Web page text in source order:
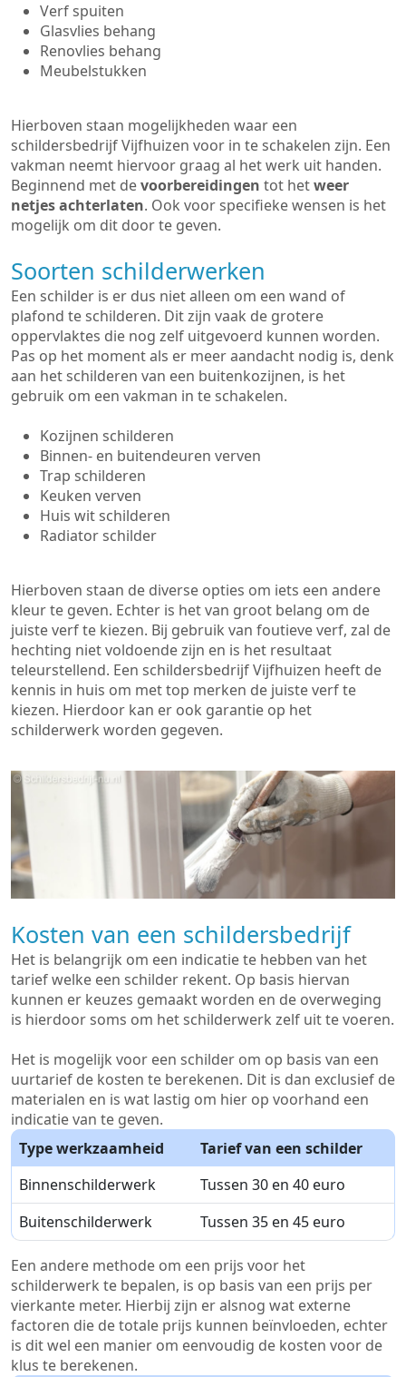
Verf spuiten
Glasvlies behang
Renovlies behang
Meubelstukken
Hierboven staan mogelijkheden waar een
schildersbedrijf Vijfhuizen voor in te schakelen zijn. Een
vakman neemt hiervoor graag al het werk uit handen.
Beginnend met devoorbereidingen tot hetweer
netjes achterlaten. Ook voor specifieke wensen is het
mogelijk om dit door te geven.
Soorten schilderwerken
Een schilder is er dus niet alleen om een wand of
plafond te schilderen. Dit zijn vaak de grotere
oppervlaktes die nog zelf uitgevoerd kunnen worden.
Pas op het moment als er meer aandacht nodig is, denk
aan het schilderen van een buitenkozijnen, is het
gebruik om een vakman in te schakelen.
Kozijnen schilderen
Binnen- en buitendeuren verven
Trap schilderen
Keuken verven
Huis wit schilderen
Radiator schilder
Hierboven staan de diverse opties om iets een andere
kleur te geven. Echter is het van groot belang om de
juiste verf te kiezen. Bij gebruik van foutieve verf, zal de
hechting niet voldoende zijn en is het resultaat
teleurstellend. Een schildersbedrijf Vijfhuizen heeft de
kennis in huis om met top merken de juiste verf te
kiezen. Hierdoor kan er ook garantie op het
schilderwerk worden gegeven.
Kosten van een schildersbedrijf
Het is belangrijk om een indicatie te hebben van het
tarief welke een schilder rekent. Op basis hiervan
kunnen er keuzes gemaakt worden en de overweging
is hierdoor soms om het schilderwerk zelf uit te voeren.
Het is mogelijk voor een schilder om op basis van een
uurtarief de kosten te berekenen. Dit is dan exclusief de
materialen en is wat lastig om hier op voorhand een
indicatie van te geven.
Type werkzaamheid
Tarief van een schilder
Binnenschilderwerk
Tussen 30 en 40 euro
Buitenschilderwerk
Tussen 35 en 45 euro
Een andere methode om een prijs voor het
schilderwerk te bepalen, is op basis van een prijs per
vierkante meter. Hierbij zijn er alsnog wat externe
factoren die de totale prijs kunnen beïnvloeden, echter
is dit wel een manier om eenvoudig de kosten voor de
klus te berekenen.